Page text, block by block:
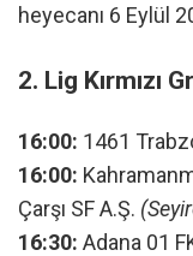
heyecanı 6 Eylül
2. Lig Kırmızı
16:00: 1461
16:00:
Çarşı SF A.Ş.
16:30: Adana 01